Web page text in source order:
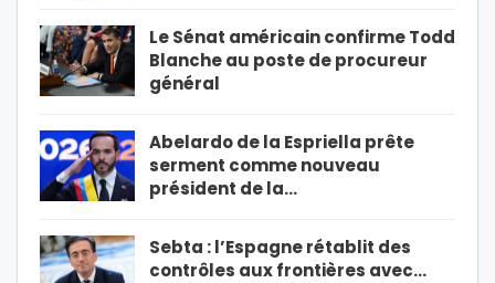
Le Sénat américain confirme Todd
Blanche au poste de procureur
général
Abelardo de la Espriella prête
serment comme nouveau
président de la…
Sebta : l’Espagne rétablit des
contrôles aux frontières avec…